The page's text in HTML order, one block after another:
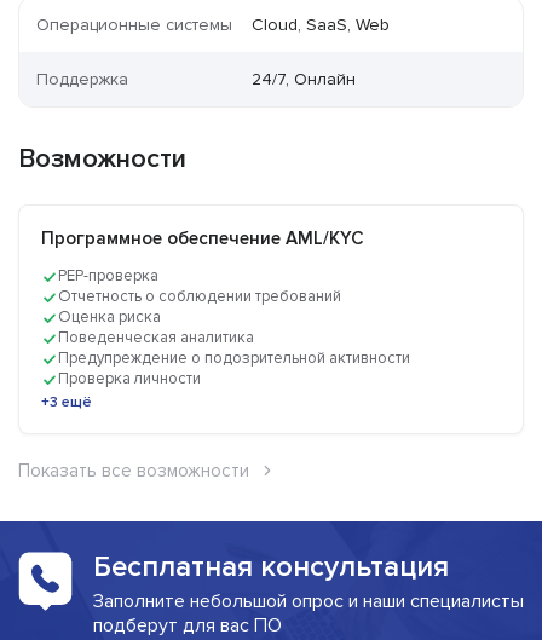
Операционные системы Cloud, SaaS, Web
Поддержка 24/7, Онлайн
Возможности
Программное обеспечение AML/KYC
PEP-проверка
Отчетность о соблюдении требований
Оценка риска
Поведенческая аналитика
Предупреждение о подозрительной активности
Проверка личности
+3 ещё
Показать все возможности
Бесплатная консультация
Заполните небольшой опрос и наши специалисты
подберут для вас ПО